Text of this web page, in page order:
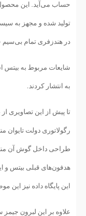
حساب می‌آید. این محصول
در هندزفری تمام
شایعات مربوط به بیتس
به انتشار کردند.
تا پیش از این تصاویری از
رگولاتوری دولت تایوان
طراحی داخل گوش آن
هدفون‌های قبلی بیتس و
این پایگاه داده نیز این